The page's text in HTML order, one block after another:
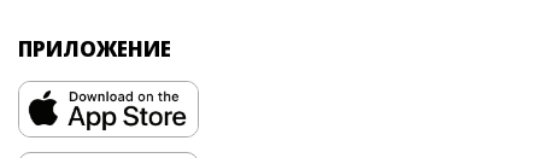
ПРИЛОЖЕНИЕ